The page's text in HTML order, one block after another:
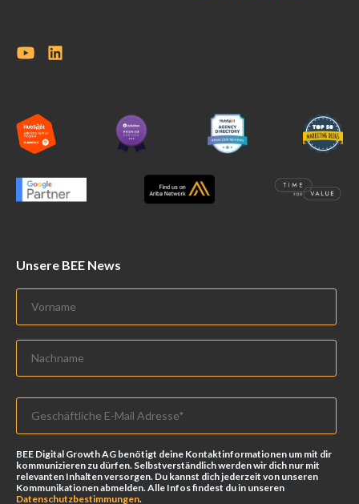
Unsere BEE News
BEE Digital Growth AG benötigt deine Kontaktinformationen um mit dir
kommunizieren zu dürfen. Selbstverständlich werden wir dich nur mit
relevanten Inhalten versorgen. Du kannst dich jederzeit von unseren
Kommunikationen abmelden. Alle Infos findest du in unseren
Datenschutzbestimmungen.